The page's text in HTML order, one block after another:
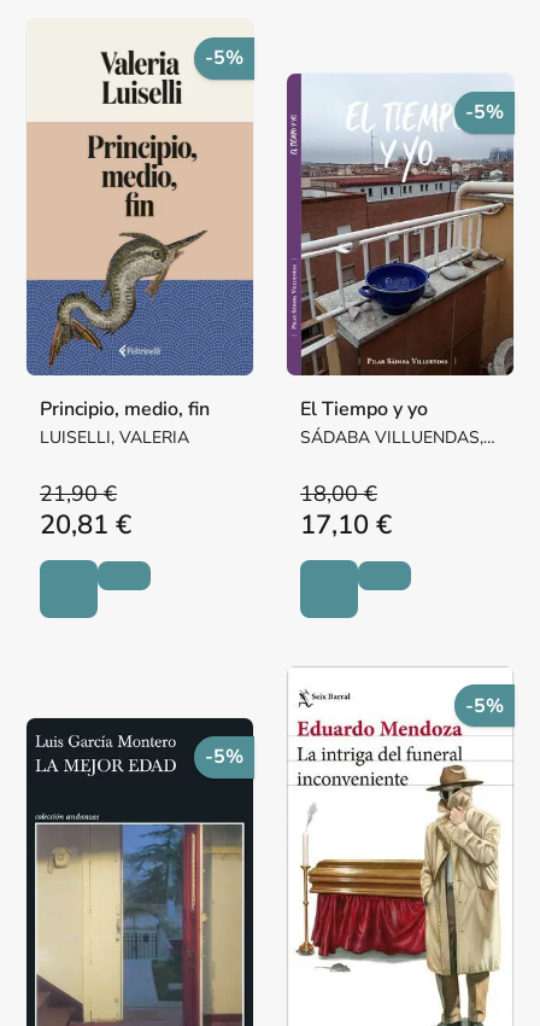
-5%
Principio, medio, fin
LUISELLI, VALERIA
21,90 €
20,81 €
-5%
El Tiempo y yo
SÁDABA VILLUENDAS,
18,00 €
17,10 €
-5%
-5%